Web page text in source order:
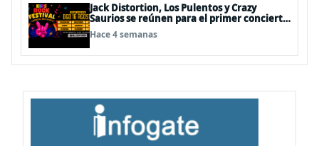
Jack Distortion, Los Pulentos y Crazy
Saurios se reúnen para el primer concierto
de rock familiar en Chile
Hace 4 semanas